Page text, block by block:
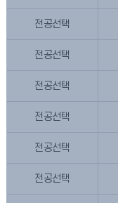
전공선택
전공선택
전공선택
전공선택
전공선택
전공선택